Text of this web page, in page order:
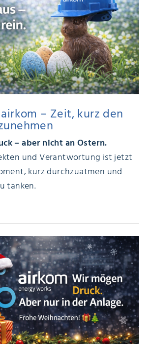
– Zeit, kurz den
– aber nicht an Ostern.
und Verantwortung ist jetzt
kurz durchzuatmen und
tanken.